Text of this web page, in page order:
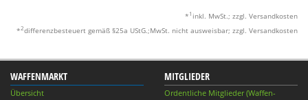
* 1 inkl. MwSt.; zzgl. Versandkosten
*2differenzbesteuert gemäß §25a UStG.;MwSt. nicht ausweisbar; zzgl. Versandkosten
WAFFENMARKT
Übersicht
MITGLIEDER
Ordentliche Mitglieder (Waffen-